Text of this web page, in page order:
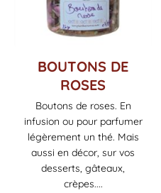
BOUTONS DE
ROSES
Boutons de roses. En
infusion ou pour parfumer
légèrement un thé. Mais
aussi en décor, sur vos
desserts, gâteaux,
crèpes....